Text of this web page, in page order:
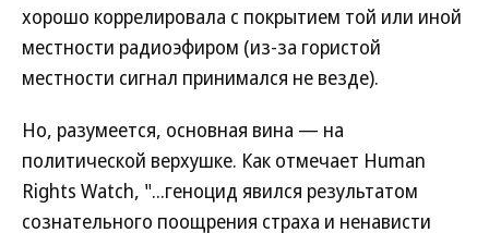
хорошо коррелировала с покрытием той или иной
местности радиоэфиром (из-за гористой
местности сигнал принимался не везде).
Но, разумеется, основная вина — на
политической верхушке. Как отмечает Human
Rights Watch, "...геноцид явился результатом
сознательного поощрения страха и ненависти